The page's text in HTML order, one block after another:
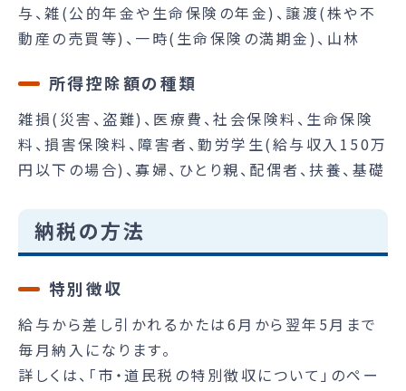
与、雑(公的年金や生命保険の年金)、譲渡(株や不
動産の売買等)、一時(生命保険の満期金)、山林
所得控除額の種類
雑損(災害、盗難)、医療費、社会保険料、生命保険
料、損害保険料、障害者、勤労学生(給与収入150万
円以下の場合)、寡婦、ひとり親、配偶者、扶養、基礎
納税の方法
特別徴収
給与から差し引かれるかたは6月から翌年5月まで
毎月納入になります。
詳しくは、「市・道民税の特別徴収について」のペー